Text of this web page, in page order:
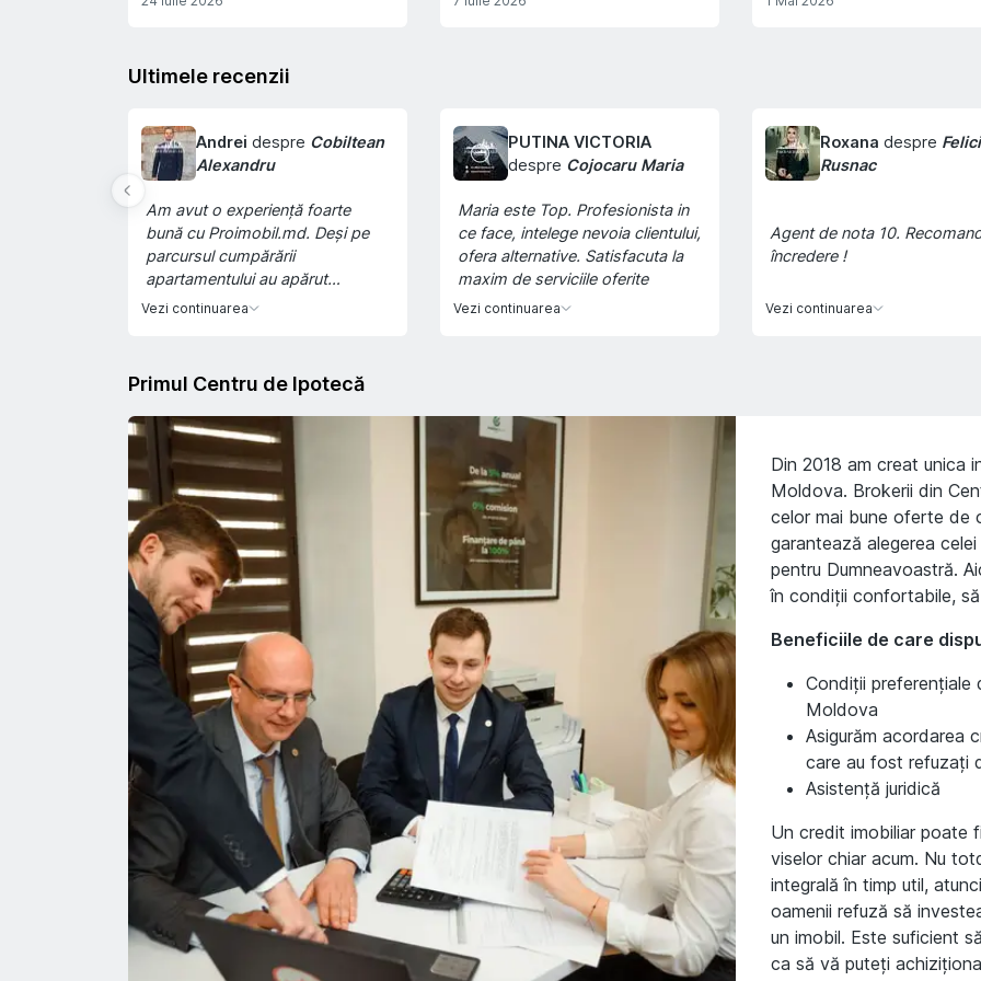
Ultimele recenzii
Andrei despre Cobiltean
Alexandru
Am avut o experiență foarte
bună cu Proimobil.md. Deși pe
parcursul cumpărării
apartamentului au apărut
dificultăți legate de actul de
duc tot procesul la bun sfârșit. Îi
mulțumesc pentru
profesionalism, răbdare și
implicare. Recomand cu
încredere Proimobil.md și, în
special, pe Alexandru Cobîlteanu!
Vezi continuarea
PUTINA VICTORIA
despre Cojocaru Maria
Maria este Top. Profesionista in
ce face, intelege nevoia clientului,
ofera alternative. Satisfacuta la
maxim de serviciile oferite
Vezi continuarea
Roxana despre
Rusnac
Agent de nota 10.
încredere !
Vezi continuarea
Primul Centru de Ipotecă
Din 2018 am creat unica
Moldova. Brokerii din
celor mai bune oferte de
garantează alegerea
pentru Dumneavoastră.
în condiții confortabile,
Beneficiile de care
Condiții preferențiale
Moldova
Asigurăm acordarea
care au fost refuzați
Asistență juridică
Un credit imobiliar poate
viselor chiar acum. Nu
integrală în timp util,
oamenii refuză să
un imobil. Este suficient
ca să vă puteți